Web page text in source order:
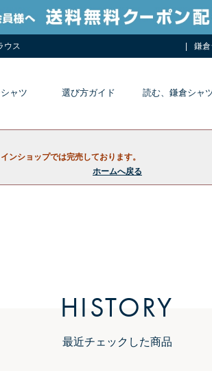
ウス 鎌
ャツ 選び方ガイド 読む、鎌倉シャ
ンショップでは完売しております。
ホームへ戻る
HISTORY
最近チェックした商品